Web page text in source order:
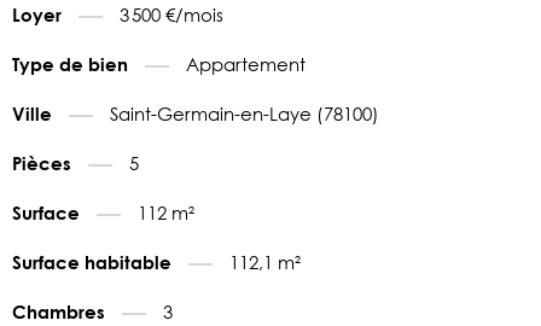
Loyer 3 500 €/mois
Type de bien Appartement
Ville Saint-Germain-en-Laye (78100)
Pièces 5
Surface 112 m²
Surface habitable 112,1 m²
Chambres 3